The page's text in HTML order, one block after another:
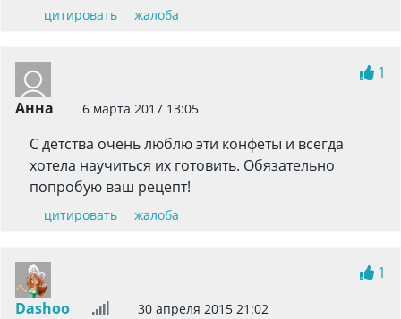
цитировать жалоба
1
Анна
6 марта 2017 13:05
С детства очень люблю эти конфеты и всегда
хотела научиться их готовить. Обязательно
попробую ваш рецепт!
цитировать жалоба
1
Dashoo
30 апреля 2015 21:02